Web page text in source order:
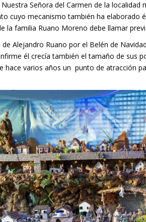
Nuestra Señora del Carmen de la
cuyo mecanismo también ha elaborado
la familia Ruano Moreno debe llamar
de Alejandro Ruano por el Belén de
él crecía también el tamaño de sus
hace varios años un punto de atracción